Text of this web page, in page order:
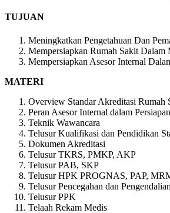
TUJUAN
Meningkatkan Pengetahuan Dan
Mempersiapkan Rumah Sakit Dalam
Mempersiapkan Asesor Internal
MATERI
Overview Standar Akreditasi Rumah
Peran Asesor Internal dalam
Teknik Wawancara
Telusur Kualifikasi dan Pendidikan
Dokumen Akreditasi
Telusur TKRS, PMKP, AKP
Telusur PAB, SKP
Telusur HPK PROGNAS, PAP,
Telusur Pencegahan dan
Telusur PPK
Telaah Rekam Medis